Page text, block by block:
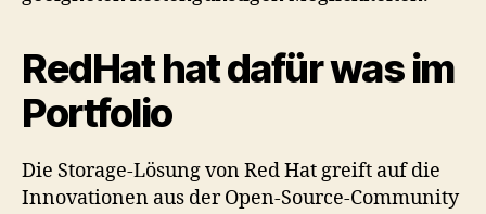
RedHat hat dafür was im
Portfolio
Die Storage-Lösung von Red Hat greift auf die
Innovationen aus der Open-Source-Community